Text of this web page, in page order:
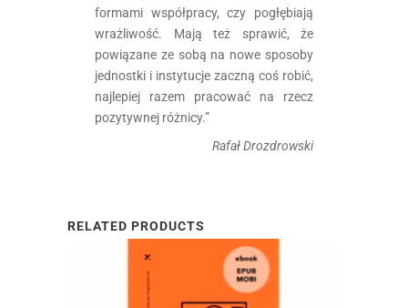
formami współpracy, czy pogłębiają
wrażliwość. Mają też sprawić, że
powiązane ze sobą na nowe sposoby
jednostki i instytucje zaczną coś robić,
najlepiej razem pracować na rzecz
pozytywnej różnicy.”
Rafał Drozdrowski
RELATED PRODUCTS